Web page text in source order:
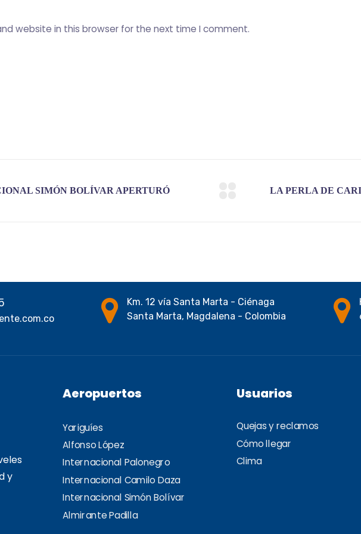
website in this browser for the next time I comment.
Km. 12 vía Santa Marta - Ciénaga
Santa Marta, Magdalena - Colombia
y
Aeropuertos
Yariguíes
Alfonso López
Internacional Palonegro
Internacional Camilo Daza
Internacional Simón Bolívar
Almirante Padilla
Usuarios
Quejas y reclamos
Cómo llegar
Clima